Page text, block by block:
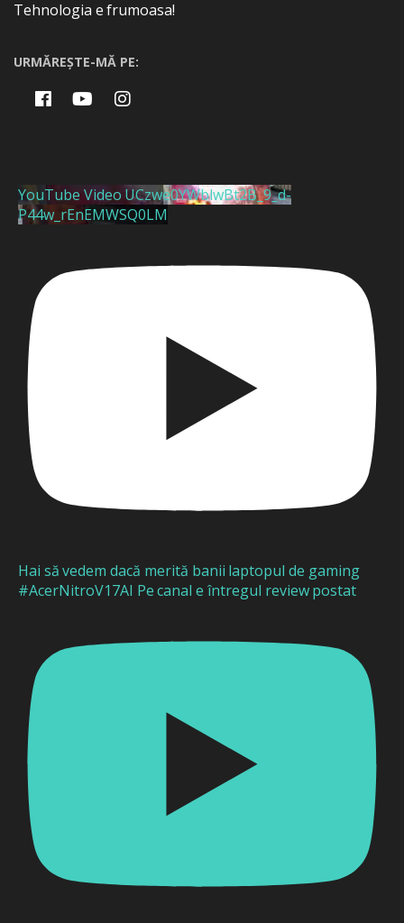
Tehnologia e frumoasa!
URMĂREȘTE-MĂ PE:
YouTube Video UCzwe0YWblwBt2B_9_d-
P44w_rEnEMWSQ0LM
Hai să vedem dacă merită banii laptopul de gaming
#AcerNitroV17AI Pe canal e întregul review postat